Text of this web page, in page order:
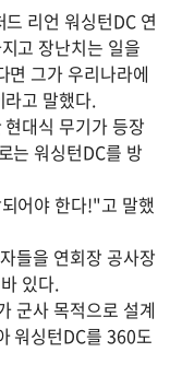
리언 워싱턴DC 연
고 장난치는 일을
그가 우리나라에
고 말했다.
대식 무기가 등장
는 워싱턴DC를 방
어야 한다!"고 말했
들을 연회장 공사장
있다.
군사 목적으로 설계
워싱턴DC를 360도